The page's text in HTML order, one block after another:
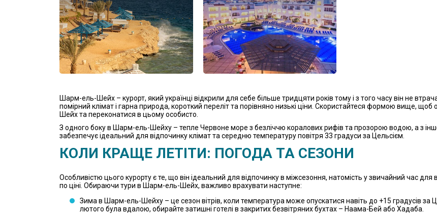
Шарм-ель-Шейх – курорт, який українці відкрили для себе більше тридцяти років тому і з того часу він не
помірний клімат і гарна природа, короткий переліт та порівняно низькі ціни. Скористайтеся формою вище,
Шейх та переконатися в цьому особисто.
З одного боку в Шарм-ель-Шейху – тепле Червоне море з безліччю коралових рифів та прозорою водою, а з
забезпечує ідеальний для відпочинку клімат та середню температуру повітря 33 градуси за Цельсієм.
КОЛИ КРАЩЕ ЛЕТІТИ: ПОГОДА ТА СЕЗОНИ
Особливістю цього курорту є те, що він ідеальний для відпочинку в міжсезоння, натомість у звичайний час для
по ціні. Обираючи тури в Шарм-ель-Шейх, важливо врахувати наступне:
Зима в Шарм-ель-Шейху – це сезон вітрів, коли температура може опускатися навіть до +15 градусів за
лютого була вдалою, обирайте затишні готелі в закритих безвітряних бухтах – Наама-Бей або Хадаба.